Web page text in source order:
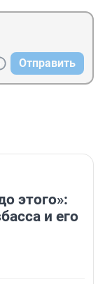
Отправить
этого»:
и его